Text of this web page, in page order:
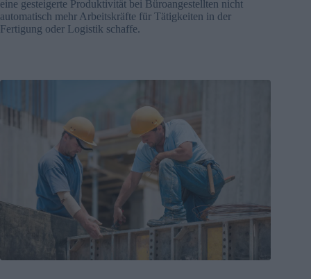
eine gesteigerte Produktivität bei Büroangestellten nicht
automatisch mehr Arbeitskräfte für Tätigkeiten in der
Fertigung oder Logistik schaffe.